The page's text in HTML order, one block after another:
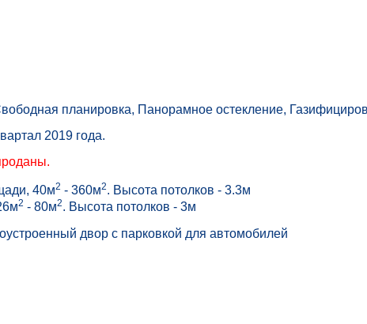
планировка, Панорамное остекление,
2019 года.
40м2 - 360м2. Высота потолков - 3.3м
2 - 80м2. Высота потолков - 3м
двор с парковкой для автомобилей